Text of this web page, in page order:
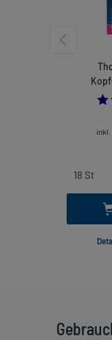
inkl.